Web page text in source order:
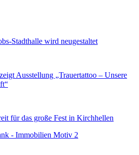
Stadthalle wird neugestaltet
Ausstellung „Trauertattoo – Unsere
für das große Fest in Kirchhellen